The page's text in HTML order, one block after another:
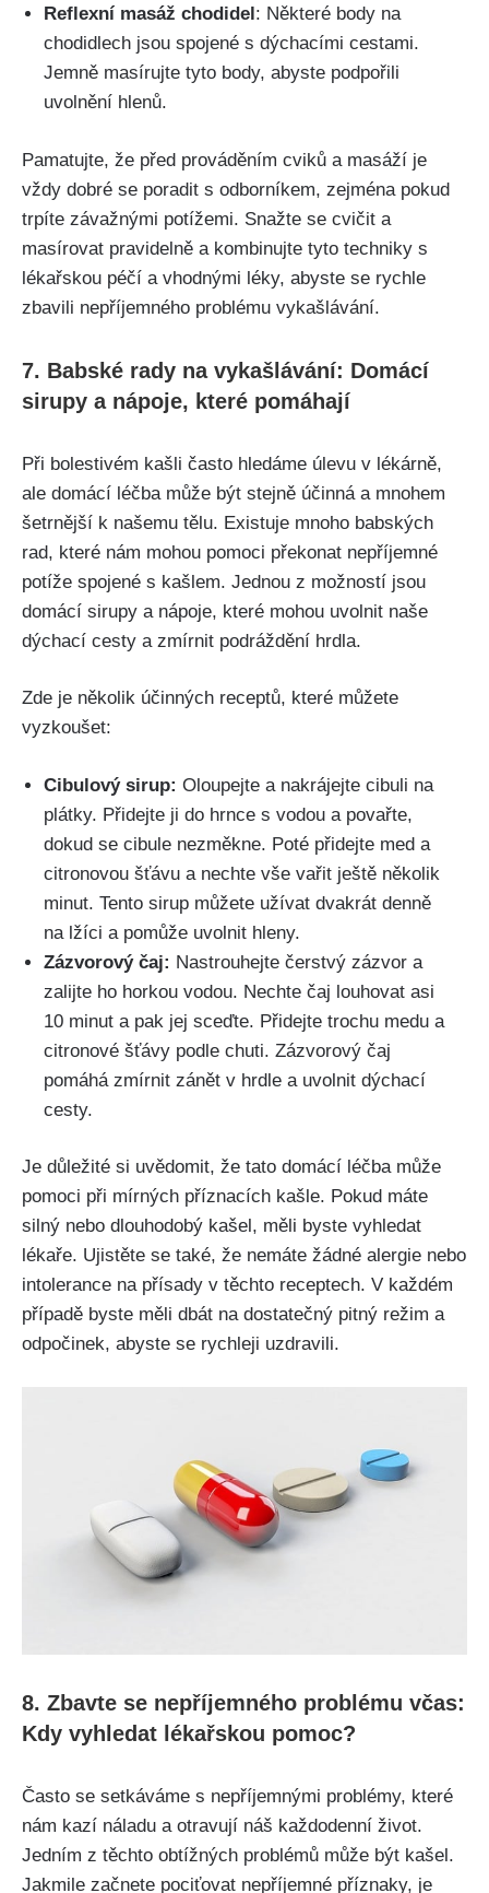
Reflexní masáž chodidel : Některé body na
chodidlech jsou spojené s‌ dýchacími cestami.
Jemně masírujte tyto body,‌ abyste podpořili
uvolnění hlenů.
Pamatujte, že před prováděním cviků a masáží je
vždy dobré ⁤se poradit s odborníkem, zejména pokud
trpíte závažnými potížemi. Snažte se cvičit a
masírovat pravidelně a kombinujte tyto techniky s
lékařskou péčí ​a vhodnými léky,‍ abyste se rychle
zbavili nepříjemného problému vykašlávání.
7. Babské rady na vykašlávání: Domácí
sirupy a ⁣nápoje, které pomáhají
Při bolestivém ​kašli často hledáme úlevu v lékárně,
ale domácí léčba může být ​stejně účinná a mnohem
šetrnější k našemu tělu. Existuje mnoho babských
rad, které nám mohou⁢ pomoci překonat nepříjemné
potíže spojené s kašlem. Jednou z možností jsou
domácí ⁢sirupy a nápoje, které mohou uvolnit naše⁣
dýchací cesty a zmírnit​ podráždění hrdla.
Zde je několik účinných receptů, které můžete
vyzkoušet:
Cibulový sirup: Oloupejte a nakrájejte cibuli na
plátky. Přidejte ji do ⁢hrnce s vodou a povařte,
dokud se cibule nezměkne. Poté ‍přidejte med a
citronovou šťávu ‍a nechte‌ vše⁢ vařit ještě několik
minut.⁢ Tento sirup⁣ můžete užívat dvakrát denně
na lžíci a pomůže uvolnit hleny.
Zázvorový ⁢čaj: Nastrouhejte čerstvý zázvor a
zalijte ho horkou vodou.⁣ Nechte ⁣čaj louhovat asi
10 minut​ a pak jej sceďte. Přidejte trochu medu a
citronové šťávy podle chuti. Zázvorový čaj
pomáhá zmírnit zánět v hrdle a uvolnit dýchací
cesty.
Je důležité si uvědomit, ⁣že tato domácí léčba může
pomoci při mírných příznacích ‌kašle. Pokud⁣ máte
silný nebo dlouhodobý kašel, měli byste vyhledat
lékaře. ​Ujistěte se také, že nemáte žádné alergie nebo
intolerance na přísady v těchto receptech. V každém
případě byste měli dbát na dostatečný‌ pitný režim a
⁣odpočinek, abyste se rychleji uzdravili.
8. Zbavte se nepříjemného problému včas:
Kdy vyhledat​ lékařskou pomoc?
Často se setkáváme s ⁢nepříjemnými problémy, které
nám kazí náladu a otravují náš každodenní život.
Jedním z těchto ⁤obtížných problémů může být kašel.
Jakmile začnete pociťovat nepříjemné příznaky, je‍